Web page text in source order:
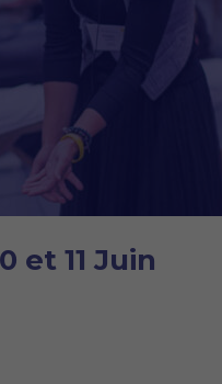
et 11 Juin